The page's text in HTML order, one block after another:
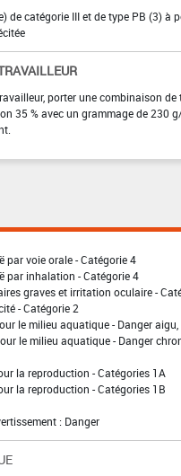
de catégorie III et de type PB (3) à
porter une combinaison de
35 % avec un grammage de 230
par voie orale - Catégorie 4
par inhalation - Catégorie 4
graves et irritation oculaire -
- Catégorie 2
le milieu aquatique - Danger aigu,
le milieu aquatique - Danger
la reproduction - Catégories 1A
la reproduction - Catégories 1B
: Danger